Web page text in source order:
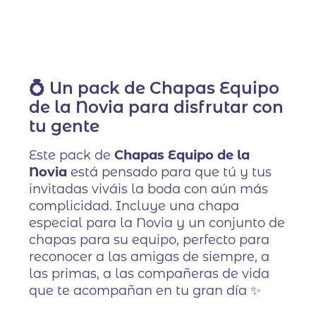
💍 Un pack de Chapas Equipo
de la Novia para disfrutar con
tu gente
Este pack deChapas Equipo de la
Novia está pensado para que tú y tus
invitadas viváis la boda con aún más
complicidad. Incluye una chapa
especial para la Novia y un conjunto de
chapas para su equipo, perfecto para
reconocer a las amigas de siempre, a
las primas, a las compañeras de vida
que te acompañan en tu gran día ✨